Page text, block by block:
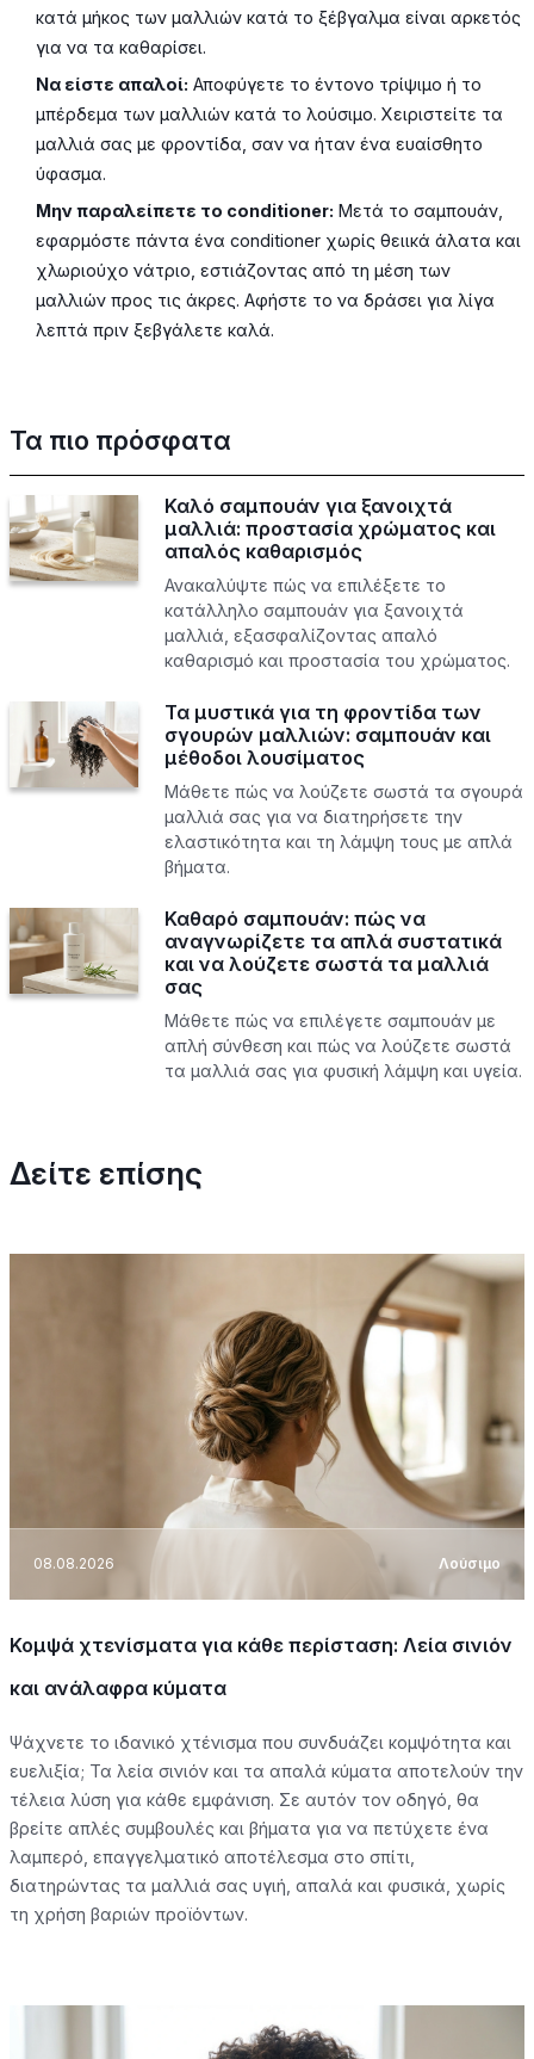
κατά μήκος των μαλλιών κατά το ξέβγαλμα είναι αρκετός
για να τα καθαρίσει.
Να είστε απαλοί: Αποφύγετε το έντονο τρίψιμο ή το
μπέρδεμα των μαλλιών κατά το λούσιμο. Χειριστείτε τα
μαλλιά σας με φροντίδα, σαν να ήταν ένα ευαίσθητο
ύφασμα.
Μην παραλείπετε το conditioner: Μετά το σαμπουάν,
εφαρμόστε πάντα ένα conditioner χωρίς θειικά άλατα και
χλωριούχο νάτριο, εστιάζοντας από τη μέση των
μαλλιών προς τις άκρες. Αφήστε το να δράσει για λίγα
λεπτά πριν ξεβγάλετε καλά.
Τα πιο πρόσφατα
Καλό σαμπουάν για ξανοιχτά
μαλλιά: προστασία χρώματος και
απαλός καθαρισμός
Ανακαλύψτε πώς να επιλέξετε το
κατάλληλο σαμπουάν για ξανοιχτά
μαλλιά, εξασφαλίζοντας απαλό
καθαρισμό και προστασία του χρώματος.
Τα μυστικά για τη φροντίδα των
σγουρών μαλλιών: σαμπουάν και
μέθοδοι λουσίματος
Μάθετε πώς να λούζετε σωστά τα σγουρά
μαλλιά σας για να διατηρήσετε την
ελαστικότητα και τη λάμψη τους με απλά
βήματα.
Καθαρό σαμπουάν: πώς να
αναγνωρίζετε τα απλά συστατικά
και να λούζετε σωστά τα μαλλιά
σας
Μάθετε πώς να επιλέγετε σαμπουάν με
απλή σύνθεση και πώς να λούζετε σωστά
τα μαλλιά σας για φυσική λάμψη και υγεία.
Δείτε επίσης
08.08.2026 Λούσιμο
Κομψά χτενίσματα για κάθε περίσταση: Λεία σινιόν
και ανάλαφρα κύματα
Ψάχνετε το ιδανικό χτένισμα που συνδυάζει κομψότητα και
ευελιξία; Τα λεία σινιόν και τα απαλά κύματα αποτελούν την
τέλεια λύση για κάθε εμφάνιση. Σε αυτόν τον οδηγό, θα
βρείτε απλές συμβουλές και βήματα για να πετύχετε ένα
λαμπερό, επαγγελματικό αποτέλεσμα στο σπίτι,
διατηρώντας τα μαλλιά σας υγιή, απαλά και φυσικά, χωρίς
τη χρήση βαριών προϊόντων.